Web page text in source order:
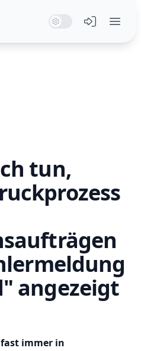
WebPage"
System Mode
Light Mode
Dark Mode
Menü
tun,
angezeigt
immer in